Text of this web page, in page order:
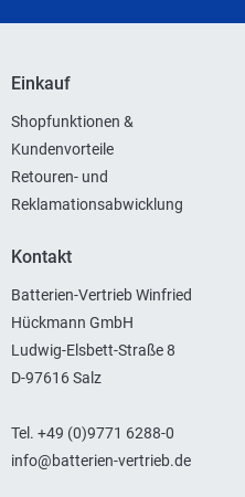
Einkauf
Shopfunktionen &
Kundenvorteile
Retouren- und
Reklamationsabwicklung
Kontakt
Batterien-Vertrieb Winfried
Hückmann GmbH
Ludwig-Elsbett-Straße 8
D-97616 Salz
Tel. +49 (0)9771 6288-0
info@batterien-vertrieb.de